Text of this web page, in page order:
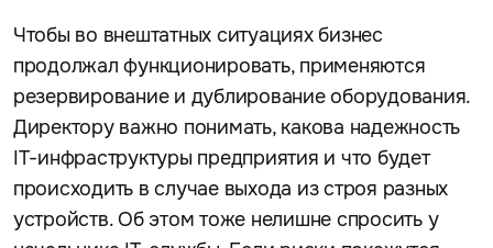
Чтобы во внештатных ситуациях бизнес
продолжал функционировать, применяются
резервирование и дублирование оборудования.
Директору важно понимать, какова надежность
IT-инфраструктуры предприятия и что будет
происходить в случае выхода из строя разных
устройств. Об этом тоже нелишне спросить у